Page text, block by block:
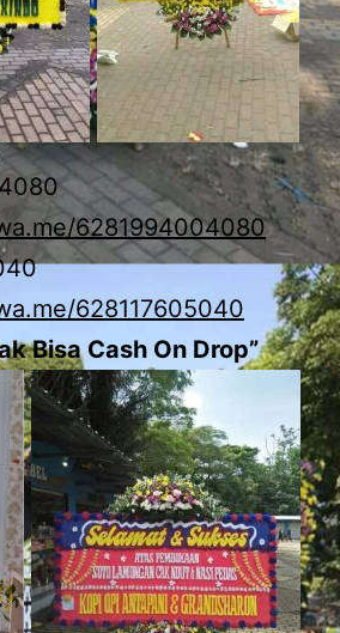
6281994004080
628117605040
Bisa Cash On Drop”